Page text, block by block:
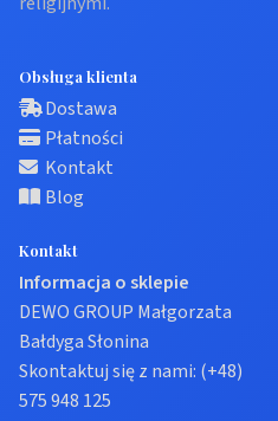
Obsługa klienta
Dostawa
Płatności
Kontakt
Blog
Kontakt
Informacja o sklepie
DEWO GROUP Małgorzata
Bałdyga Słonina
Skontaktuj się z nami: (+48)
575 948 125